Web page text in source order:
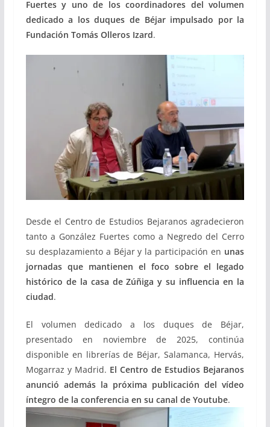
Fuertes y uno de los coordinadores del volumen
dedicado a los duques de Béjar impulsado por la
Fundación Tomás Olleros Izard.
Desde el Centro de Estudios Bejaranos agradecieron
tanto a González Fuertes como a Negredo del Cerro
su desplazamiento a Béjar y la participación en unas
jornadas que mantienen el foco sobre el legado
histórico de la casa de Zúñiga y su influencia en la
ciudad.
El volumen dedicado a los duques de Béjar,
presentado en noviembre de 2025, continúa
disponible en librerías de Béjar, Salamanca, Hervás,
Mogarraz y Madrid. El Centro de Estudios Bejaranos
anunció además la próxima publicación del vídeo
íntegro de la conferencia en su canal de Youtube.